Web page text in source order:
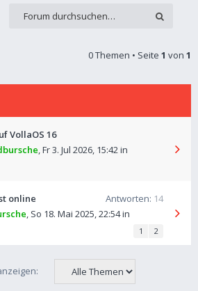
0 Themen • Seite 1 von 1
VollaOS 16
,Fr 3. Jul 2026, 15:42in
online Antworten: 14
, So 18. Mai 2025, 22:54in
1 2